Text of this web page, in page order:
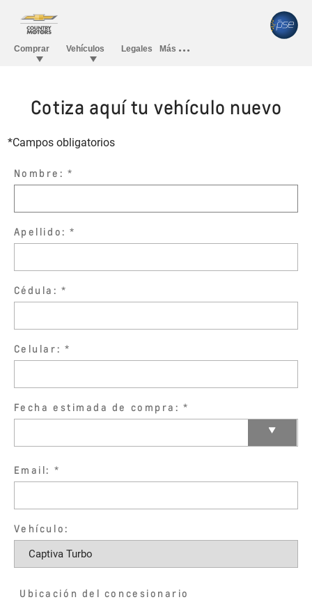
Cotiza aquí tu vehículo nuevo
*Campos obligatorios
Nombre:
Apellido:
Cédula:
Celular:
Fecha estimada de compra:
Email:
Vehículo:
Ubicación del concesionario